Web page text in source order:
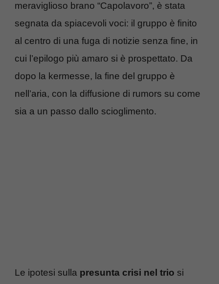
meraviglioso brano “Capolavoro”, è stata
segnata da spiacevoli voci: il gruppo è finito
al centro di una fuga di notizie senza fine, in
cui l’epilogo più amaro si è prospettato. Da
dopo la kermesse, la fine del gruppo è
nell’aria, con la diffusione di rumors su come
sia a un passo dallo scioglimento.
Le ipotesi sulla presunta crisi nel trio si